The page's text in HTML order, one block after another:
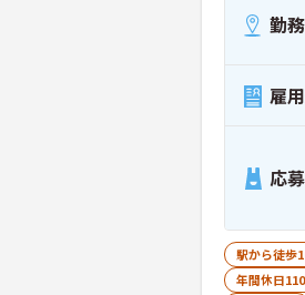
勤
雇
応
駅から徒歩
年間休日